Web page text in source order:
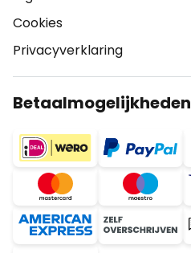
Cookies
Privacyverklaring
Betaalmogelijkheden